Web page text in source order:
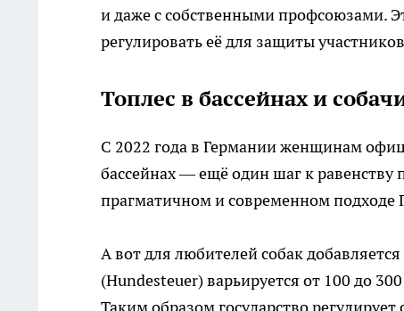
и даже с собственными профсоюзами.
регулировать её для защиты
Топлес в бассейнах и
С 2022 года в Германии женщинам
бассейнах — ещё один шаг к равенству
прагматичном и современном
А вот для любителей собак
(Hundesteuer) варьируется от 100 до